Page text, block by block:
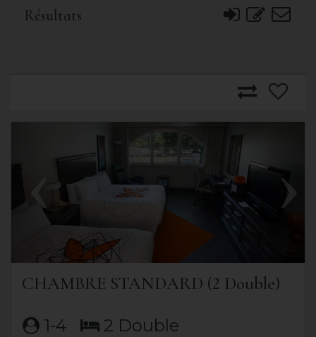
Résultats
CHAMBRE STANDARD (2 Double)
1-4 2 Double